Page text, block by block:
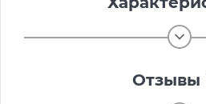
Отзывы